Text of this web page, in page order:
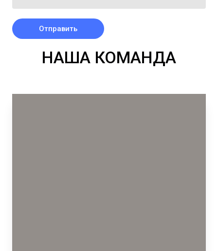
Отправить
НАША КОМАНДА